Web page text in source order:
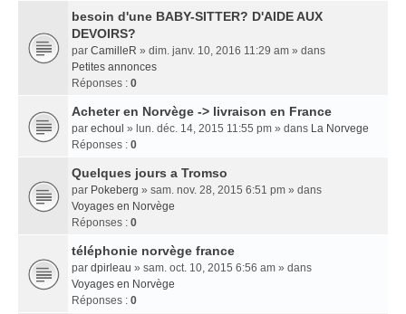
besoin d'une BABY-SITTER? D'AIDE AUX
DEVOIRS?
par CamilleR » dim. janv. 10, 2016 11:29 am » dans
Petites annonces
Réponses : 0
Acheter en Norvège -> livraison en France
par echoul » lun. déc. 14, 2015 11:55 pm » dans La Norvege
Réponses : 0
Quelques jours a Tromso
par Pokeberg » sam. nov. 28, 2015 6:51 pm » dans
Voyages en Norvège
Réponses : 0
téléphonie norvège france
par dpirleau » sam. oct. 10, 2015 6:56 am » dans
Voyages en Norvège
Réponses : 0